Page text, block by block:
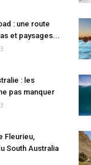
: une route
et paysages...
: les
pas manquer
Fleurieu,
South Australia